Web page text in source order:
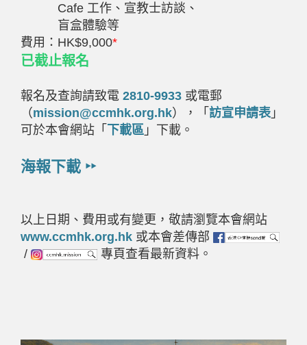
Cafe 工作、宣教士訪談、
盲盒體驗等
費用： HK$9,000*
已截止報名
報名及查詢請致電 2810-9933 或電郵
（mission@ccmhk.org.hk），「 訪宣申請表 」
可於本會網站「 下載區 」下載。
海報下載 ‣‣
以上日期、費用或有變更，敬請瀏覽本會網站
www.ccmhk.org.hk 或本會差傳部
/
專頁查看最新資料。